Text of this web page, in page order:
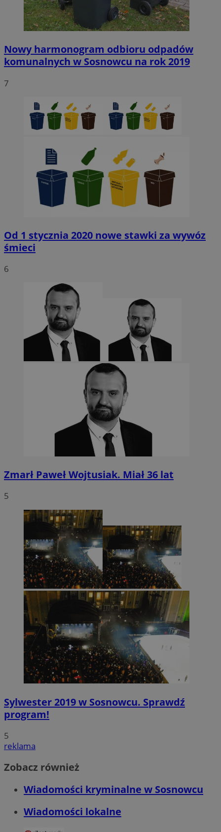
Nowy harmonogram odbioru odpadów
komunalnych w Sosnowcu na rok 2019
7
Od 1 stycznia 2020 nowe stawki za wywóz
śmieci
6
Zmarł Paweł Wojtusiak. Miał 36 lat
5
Sylwester 2019 w Sosnowcu. Sprawdź
program!
5
reklama
Zobacz również
Wiadomości kryminalne w Sosnowcu
Wiadomości lokalne